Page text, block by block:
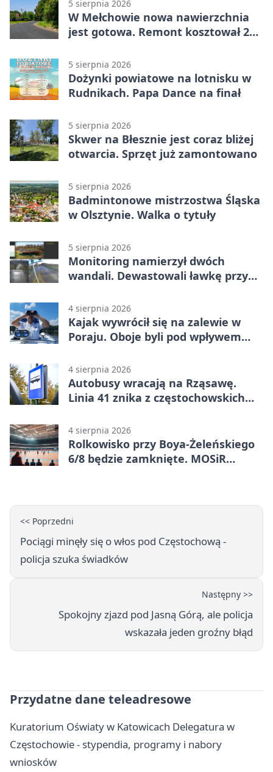
5 sierpnia 2026
W Mełchowie nowa nawierzchnia
jest gotowa. Remont kosztował 222
5 sierpnia 2026
Dożynki powiatowe na lotnisku w
Rudnikach. Papa Dance na finał
5 sierpnia 2026
Skwer na Błesznie jest coraz bliżej
otwarcia. Sprzęt już zamontowano
5 sierpnia 2026
Badmintonowe mistrzostwa Śląska
w Olsztynie. Walka o tytuły
5 sierpnia 2026
Monitoring namierzył dwóch
wandali. Dewastowali ławkę przy
4 sierpnia 2026
Kajak wywrócił się na zalewie w
Poraju. Oboje byli pod wpływem
4 sierpnia 2026
Autobusy wracają na Rząsawę.
Linia 41 znika z częstochowskich
4 sierpnia 2026
Rolkowisko przy Boya-Żeleńskiego
6/8 będzie zamknięte. MOSiR
<< Poprzedni
Pociągi minęły się o włos pod Częstochową -
policja szuka świadków
Następny >>
Spokojny zjazd pod Jasną Górą, ale policja
wskazała jeden groźny błąd
Przydatne dane teleadresowe
Kuratorium Oświaty w Katowicach Delegatura w
Częstochowie - stypendia, programy i nabory
wniosków